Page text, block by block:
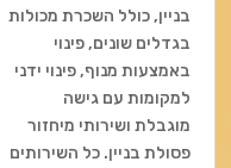
בניין, כולל השכרת מכולות
בגדלים שונים, פינוי
באמצעות מנוף, פינוי ידני
למקומות עם גישה
מוגבלת ושירותי מיחזור
פסולת בניין. כל השירותים